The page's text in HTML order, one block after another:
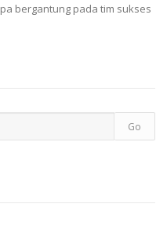
bergantung pada tim sukses